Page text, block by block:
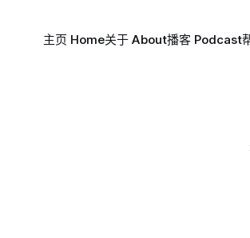
主页 Home关于 About播客 Podcast